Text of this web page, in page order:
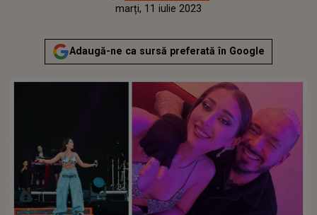
Publicat:
marți, 11 iulie 2023
Adaugă-ne ca sursă preferată în Google